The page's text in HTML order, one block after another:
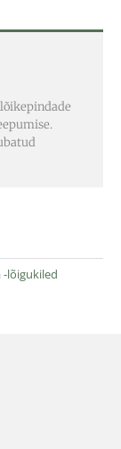
-lõigukiled